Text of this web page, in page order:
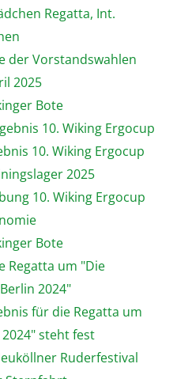
Regatta, Int.
der Vorstandswahlen
2025
Bote
10. Wiking Ergocup
10. Wiking Ergocup
2025
10. Wiking Ergocup
Bote
Regatta um "Die
2024"
für die Regatta um
steht fest
Ruderfestival